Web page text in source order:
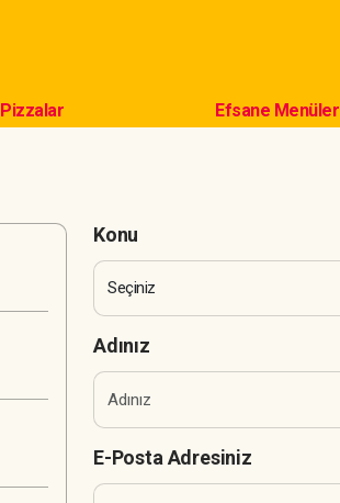
Pizzalar Efsane Menüler
Konu
Adınız
E-Posta Adresiniz